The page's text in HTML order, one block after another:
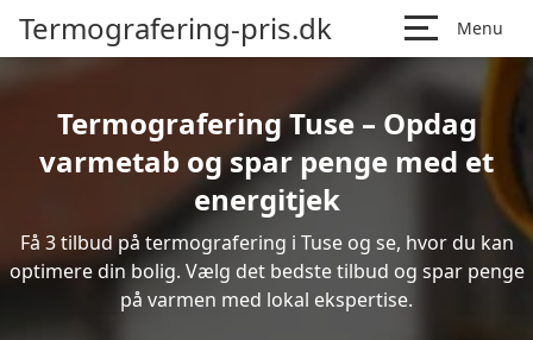
Termografering-pris.dk Menu
Termografering Tuse – Opdag
varmetab og spar penge med et
energitjek
Få 3 tilbud på termografering i Tuse og se, hvor du kan
optimere din bolig. Vælg det bedste tilbud og spar penge
på varmen med lokal ekspertise.